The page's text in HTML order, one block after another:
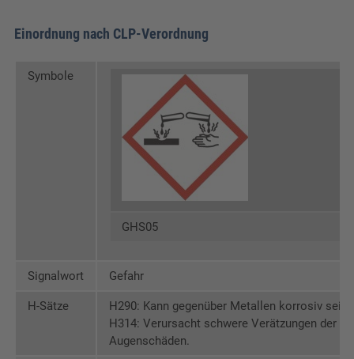
Einordnung nach CLP-Verordnung
Symbole
GHS05
Signalwort Gefahr
H-Sätze
H290: Kann gegenüber Metallen korrosiv sein.
H314: Verursacht schwere Verätzungen der
Augenschäden.